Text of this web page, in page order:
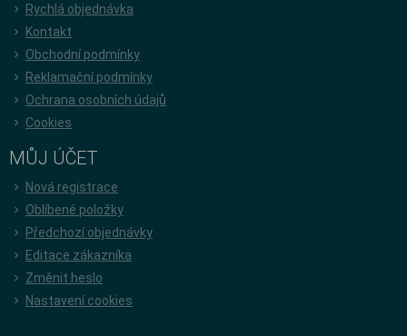
Rychlá objednávka
Kontakt
Obchodní podmínky
Reklamační podmínky
Ochrana osobních údajů
Cookies
MŮJ ÚČET
Nová registrace
Oblíbené položky
Předchozí objednávky
Editace zákazníka
Změnit heslo
Nastavení cookies